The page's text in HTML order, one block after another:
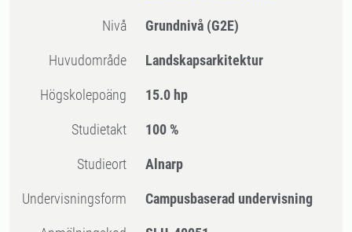
Nivå Grundnivå (G2E)
Huvudområde Landskapsarkitektur
högskolepoäng 15.0 hp
Studietakt 100 %
Studieort Alnarp
Undervisningsform Campusbaserad undervisning